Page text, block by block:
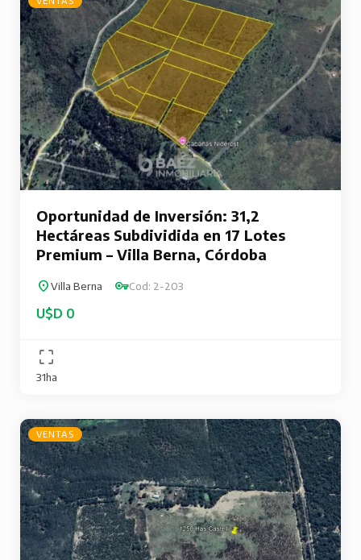
Oportunidad de Inversión: 31,2
Hectáreas Subdividida en 17 Lotes
Premium – Villa Berna, Córdoba
Villa Berna Cod: 2-203
U$D 0
31ha
VENTAS